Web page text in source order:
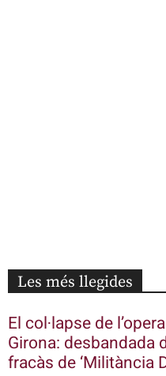
Les més llegides
El col·lapse de
Girona: desbandada
fracàs de ‘Militància